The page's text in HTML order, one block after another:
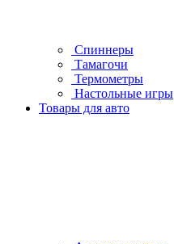
Спиннеры
Тамагочи
Термометры
Настольные игры
Товары для авто